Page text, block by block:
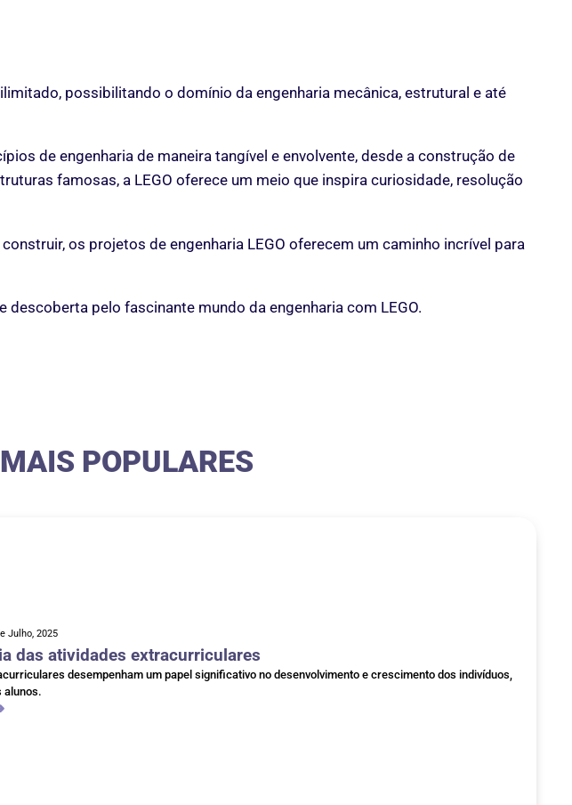
possibilitando o domínio da engenharia mecânica, estrutural e até
de engenharia de maneira tangível e envolvente, desde a construção de
famosas, a LEGO oferece um meio que inspira curiosidade, resolução
os projetos de engenharia LEGO oferecem um caminho incrível para
pelo fascinante mundo da engenharia com LEGO.
POPULARES
Julho, 2025
das atividades extracurriculares
desempenham um papel significativo no desenvolvimento e crescimento dos indivíduos,
alunos.